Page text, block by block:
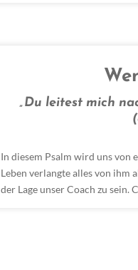
„Du leitest mich
In diesem Psalm wird uns von
Leben verlangte alles von ihm
der Lage unser Coach zu sein.